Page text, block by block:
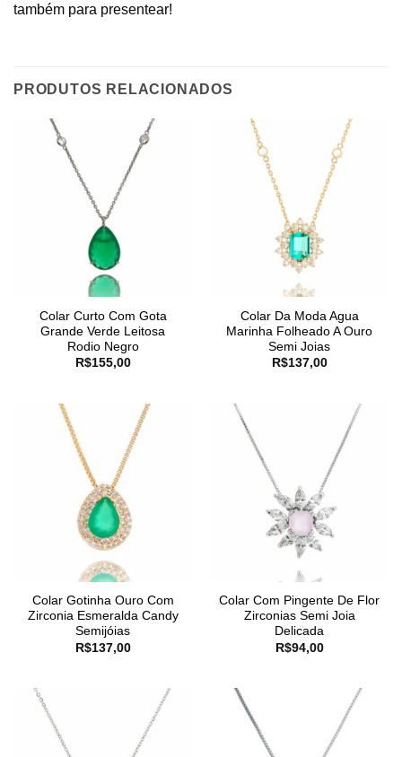
também para presentear!
PRODUTOS RELACIONADOS
Colar Curto Com Gota
Grande Verde Leitosa
Rodio Negro
R$155,00
Colar Da Moda Agua
Marinha Folheado A Ouro
Semi Joias
R$137,00
Colar Gotinha Ouro Com
Zirconia Esmeralda Candy
Semijóias
R$137,00
Colar Com Pingente De Flor
Zirconias Semi Joia
Delicada
R$94,00